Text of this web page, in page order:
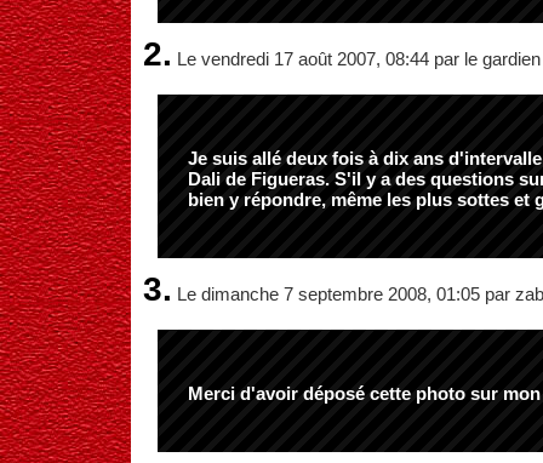
2. Le vendredi 17 août 2007, 08:44 par le gardien
Je suis allé deux fois à dix ans
Dali de Figueras. S'il y a des questions
bien y répondre, même les plus sottes et
3. Le dimanche 7 septembre 2008, 01:05 par zab
Merci d'avoir déposé cette photo sur